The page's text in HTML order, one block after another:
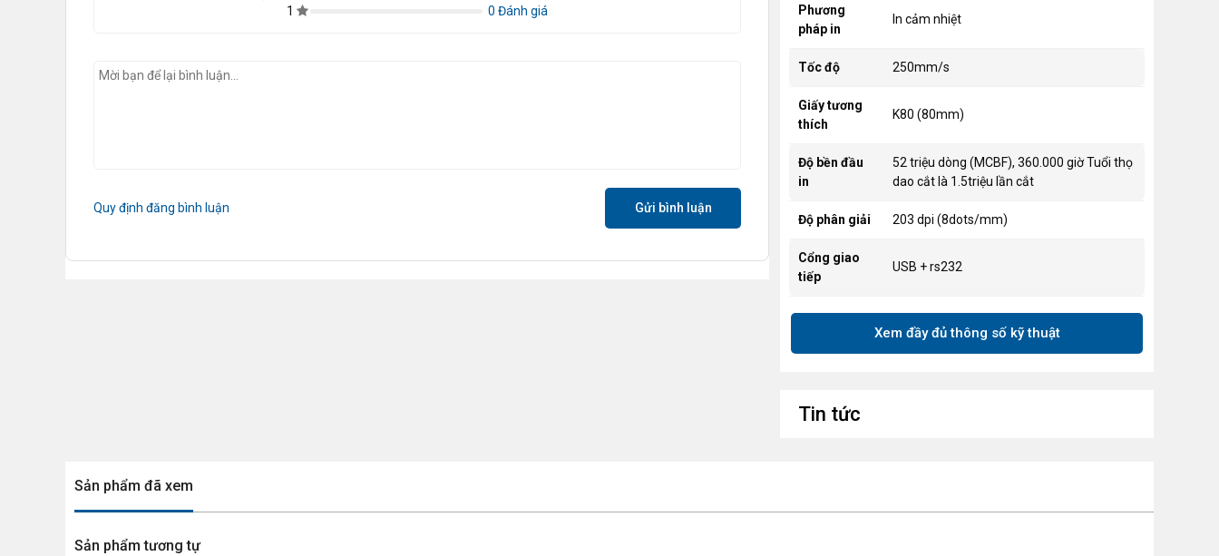
1
0 Đánh giá
Quy định đăng bình luận Gửi bình luận
Phương
pháp in
In cảm nhiệt
Tốc độ 250mm/s
Giấy tương
thích
K80 (80mm)
Độ bền đầu
in
52 triệu dòng (MCBF), 360.000 giờ Tuổi thọ
dao cắt là 1.5triệu lần cắt
Độ phân giải 203 dpi (8dots/mm)
Cổng giao
tiếp
USB + rs232
Cắt giấy sát phần in giúp tiết kiệm 30% giấy
Các bo mạch được lắp nguợc để chống
nước
Xem đầy đủ thông số kỹ thuật
Tin tức
Sản phẩm đã xem
Sản phẩm tương tự